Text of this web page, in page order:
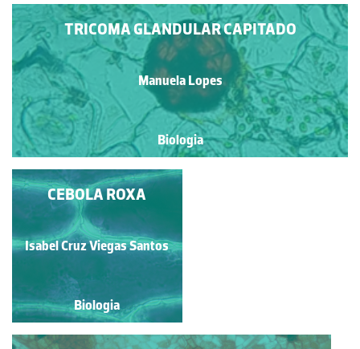
TRICOMA GLANDULAR CAPITADO
Manuela Lopes
Biologia
EPIDERME FOLIAR DE
KALANCHOE
Manuela Lopes
Biologia
CEBOLA ROXA
Isabel Cruz Viegas Santos
Biologia